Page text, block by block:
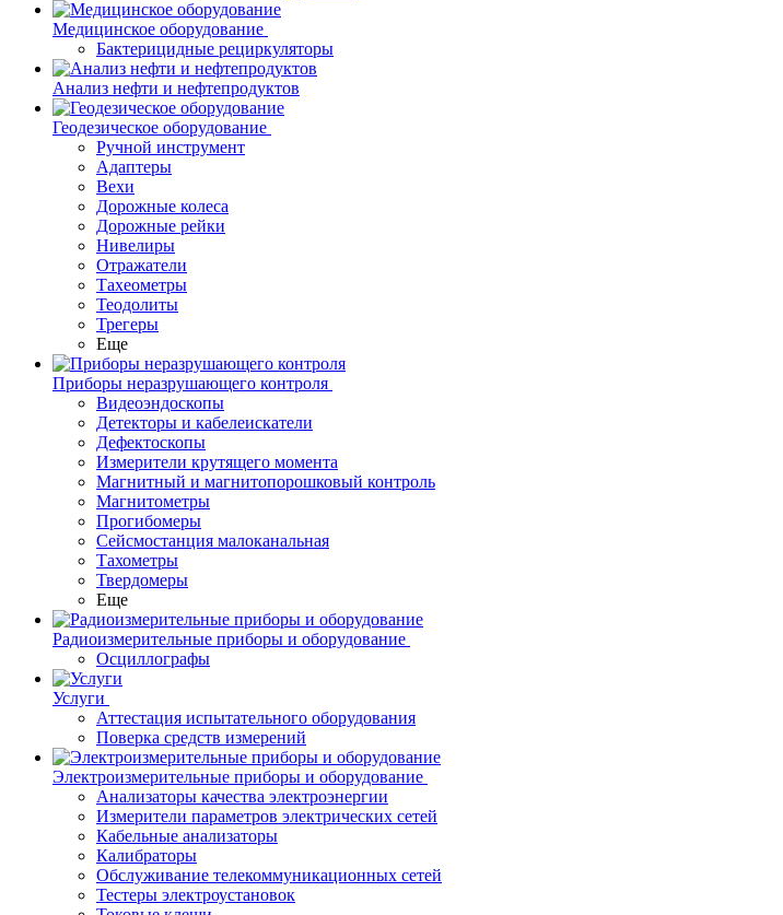
Медицинское оборудование
Бактерицидные рециркуляторы
Анализ нефти и нефтепродуктов
Геодезическое оборудование
Ручной инструмент
Адаптеры
Вехи
Дорожные колеса
Дорожные рейки
Нивелиры
Отражатели
Тахеометры
Теодолиты
Трегеры
Еще
Приборы неразрушающего контроля
Видеоэндоскопы
Детекторы и кабелеискатели
Дефектоскопы
Измерители крутящего момента
Магнитный и магнитопорошковый контроль
Магнитометры
Прогибомеры
Сейсмостанция малоканальная
Тахометры
Твердомеры
Еще
Радиоизмерительные приборы и оборудование
Осциллографы
Услуги
Аттестация испытательного оборудования
Поверка средств измерений
Электроизмерительные приборы и оборудование
Анализаторы качества электроэнергии
Измерители параметров электрических сетей
Кабельные анализаторы
Калибраторы
Обслуживание телекоммуникационных сетей
Тестеры электроустановок